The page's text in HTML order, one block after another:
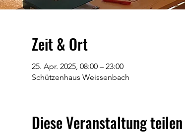
Zeit & Ort
25. Apr. 2025, 08:00 – 23:00
Schützenhaus Weissenbach
Diese Veranstaltung teilen